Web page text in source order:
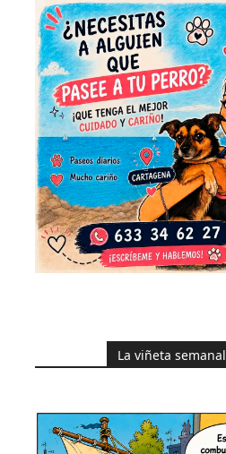
La viñeta semanal